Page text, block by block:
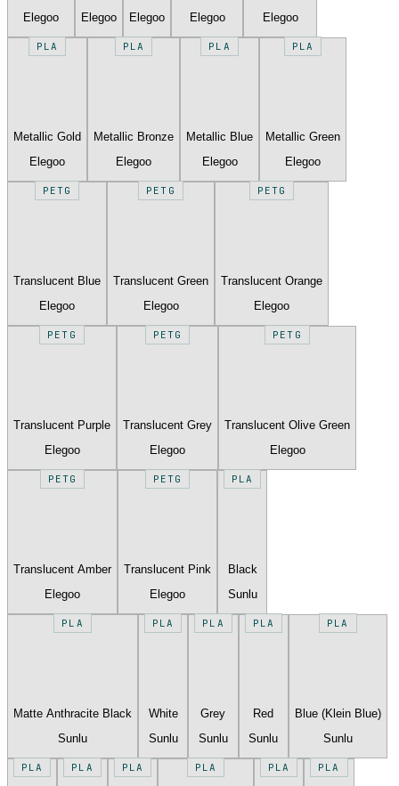
Elegoo
Elegoo
Elegoo
Elegoo
Elegoo
PLA
Metallic Gold
Elegoo
PLA
Metallic Bronze
Elegoo
PLA
Metallic Blue
Elegoo
PLA
Metallic Green
Elegoo
PETG
Translucent Blue
Elegoo
PETG
Translucent Green
Elegoo
PETG
Translucent Orange
Elegoo
PETG
Translucent Purple
Elegoo
PETG
Translucent Grey
Elegoo
PETG
Translucent Olive Green
Elegoo
PETG
Translucent Amber
Elegoo
PETG
Translucent Pink
Elegoo
PLA
Black
Sunlu
PLA
Matte Anthracite Black
Sunlu
PLA
White
Sunlu
PLA
Grey
Sunlu
PLA
Red
Sunlu
PLA
Blue (Klein Blue)
Sunlu
PLA PLA PLA PLA PLA PLA